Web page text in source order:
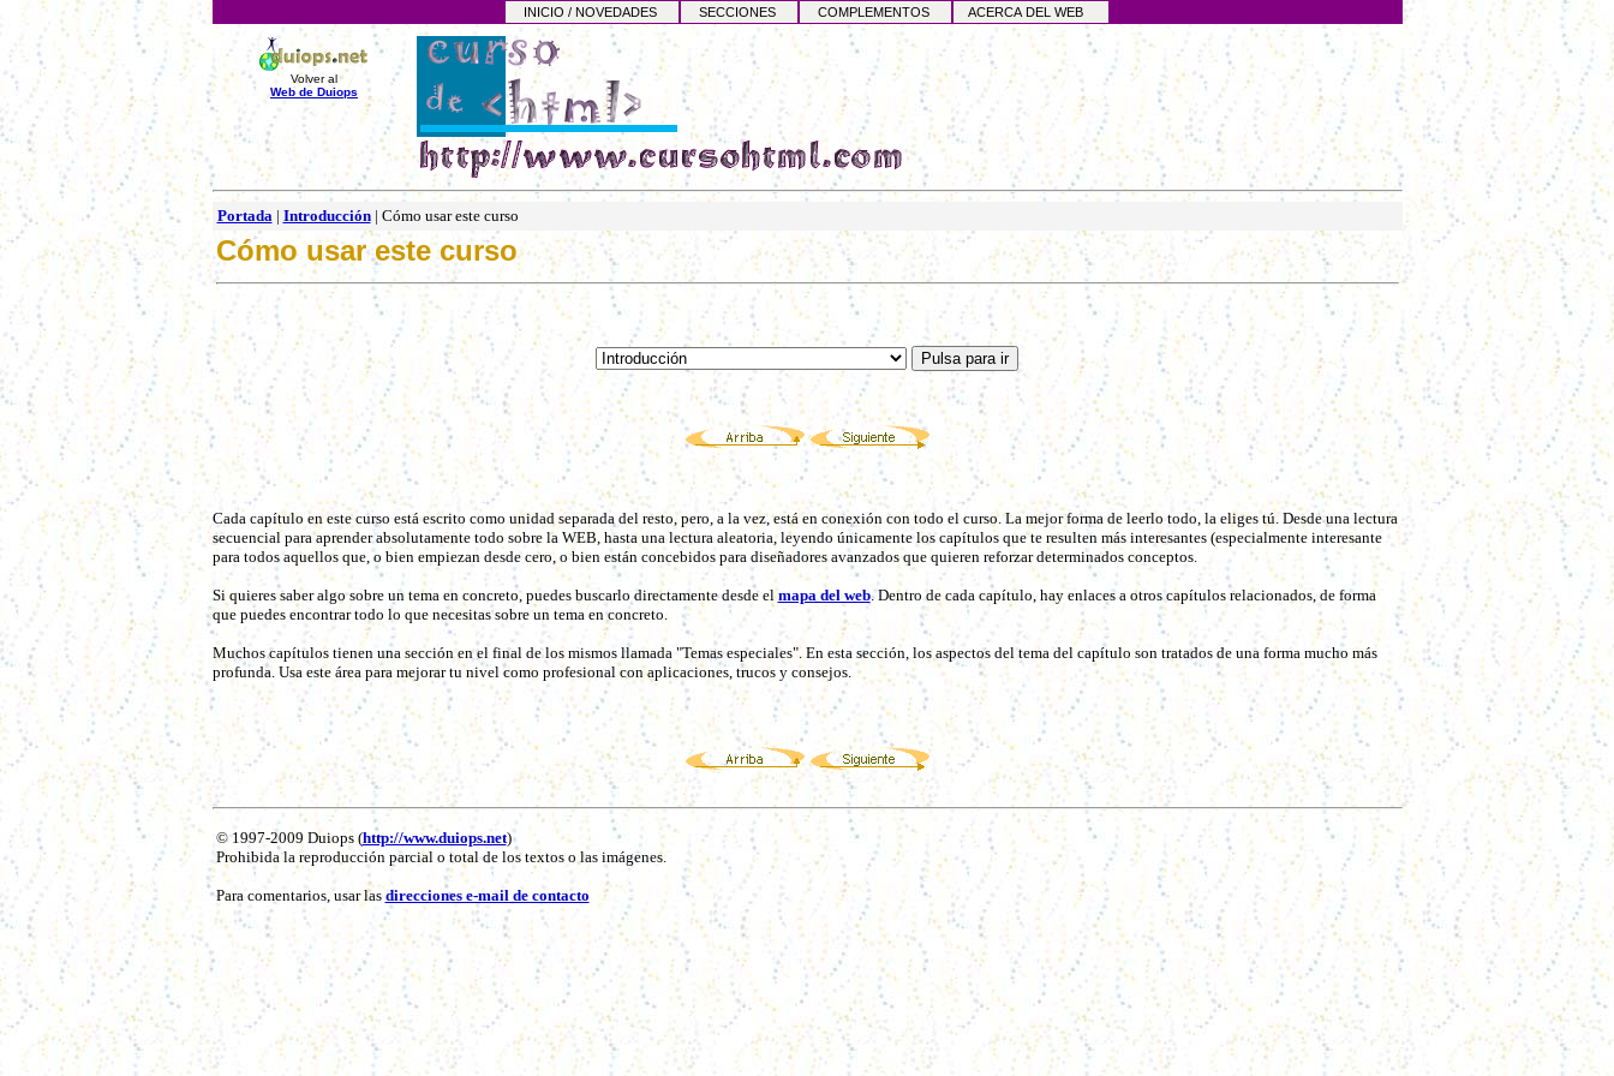
INICIO / NOVEDADES SECCIONES COMPLEMENTOS ACERCA DEL WEB
Volver al
Web de Duiops
Portada| Introducción| Cómo usar este curso
Cómo usar este curso
Cada capítulo en este curso está escrito como unidad separada del resto, pero, a la vez, está en conexión con todo el curso. La mejor forma de leerlo todo, la eliges tú. Desde una lectura
secuencial para aprender absolutamente todo sobre la WEB, hasta una lectura aleatoria, leyendo únicamente los capítulos que te resulten más interesantes (especialmente interesante
para todos aquellos que, o bien empiezan desde cero, o bien están concebidos para diseñadores avanzados que quieren reforzar determinados conceptos.
Si quieres saber algo sobre un tema en concreto, puedes buscarlo directamente desde el mapa del web. Dentro de cada capítulo, hay enlaces a otros capítulos relacionados, de forma
que puedes encontrar todo lo que necesitas sobre un tema en concreto.
Muchos capítulos tienen una sección en el final de los mismos llamada "Temas especiales". En esta sección, los aspectos del tema del capítulo son tratados de una forma mucho más
profunda. Usa este área para mejorar tu nivel como profesional con aplicaciones, trucos y consejos.
© 1997-2009 Duiops (http://www.duiops.net)
Prohibida la reproducción parcial o total de los textos o las imágenes.
Para comentarios, usar las direcciones e-mail de contacto